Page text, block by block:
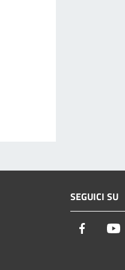
SEGUICI SU
Facebook